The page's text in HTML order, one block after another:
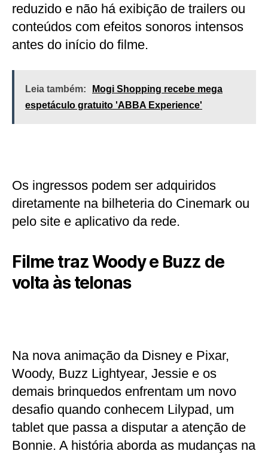
reduzido e não há exibição de trailers ou
conteúdos com efeitos sonoros intensos
antes do início do filme.
Leia também:
Mogi Shopping recebe mega
espetáculo gratuito 'ABBA Experience'
Os ingressos podem ser adquiridos
diretamente na bilheteria do Cinemark ou
pelo site e aplicativo da rede.
Filme traz Woody e Buzz de
volta às telonas
Na nova animação da Disney e Pixar,
Woody, Buzz Lightyear, Jessie e os
demais brinquedos enfrentam um novo
desafio quando conhecem Lilypad, um
tablet que passa a disputar a atenção de
Bonnie. A história aborda as mudanças na